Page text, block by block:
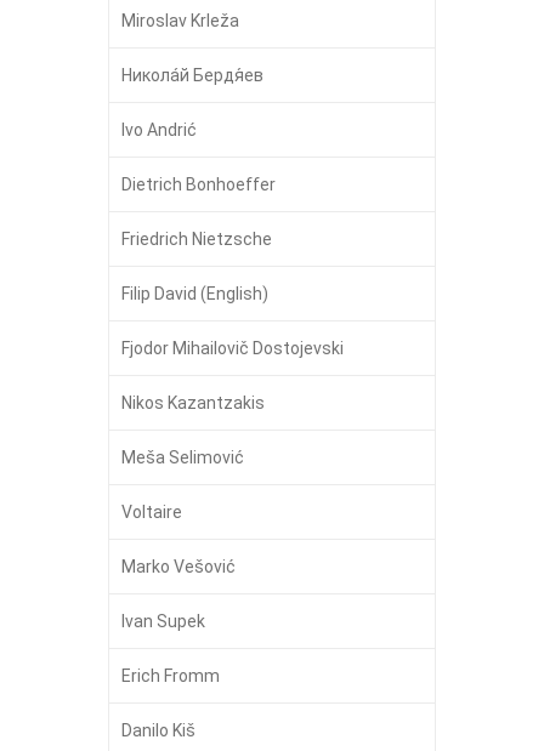
Miroslav Krleža
Никола́й Бердя́ев
Ivo Andrić
Dietrich Bonhoeffer
Friedrich Nietzsche
Filip David (English)
Fjodor Mihailovič Dostojevski
Nikos Kazantzakis
Meša Selimović
Voltaire
Marko Vešović
Ivan Supek
Erich Fromm
Danilo Kiš